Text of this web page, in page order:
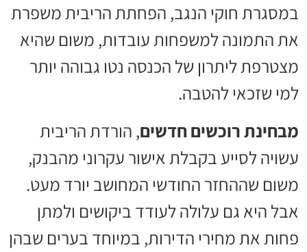
במסגרת חוקי הנגב, הפחתת הריבית משפרת
את התמונה למשפחות עובדות, משום שהיא
מצטרפת ליתרון של הכנסה נטו גבוהה יותר
למי שזכאי להטבה.
מבחינת רוכשים חדשים, הורדת הריבית
עשויה לסייע בקבלת אישור עקרוני מהבנק,
משום שההחזר החודשי המחושב יורד מעט.
אבל היא גם עלולה לעודד ביקושים ולמתן
פחות את מחירי הדירות, במיוחד בערים שבהן